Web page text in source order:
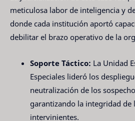
meticulosa labor de inteligencia y
donde cada institución aportó
debilitar el brazo operativo de la
Soporte Táctico: La Unidad
Especiales lideró los
neutralización de los
garantizando la integridad de
intervinientes.